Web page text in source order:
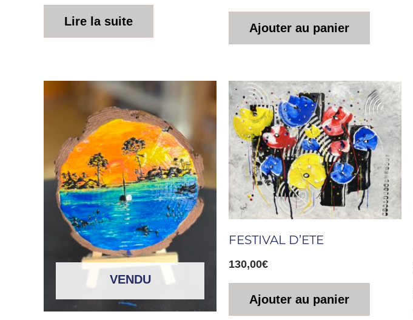
Lire la suite
Ajouter au panier
VENDU
FESTIVAL D’ETE
130,00€
Ajouter au panier